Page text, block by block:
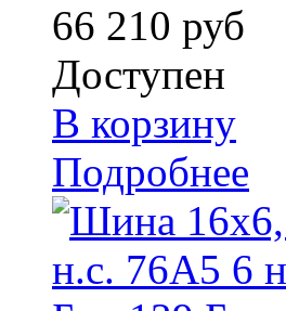
66 210 руб
Доступен
В корзину
Подробнее